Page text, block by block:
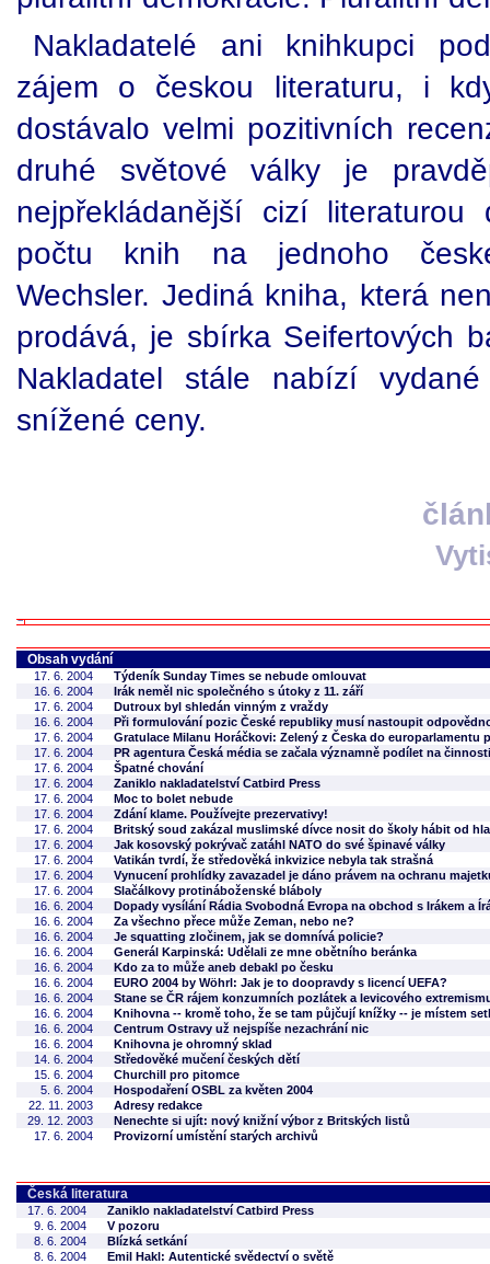
Nakladatelé ani knihkupci
zájem o českou literaturu, i
dostávalo velmi pozitivních
druhé světové války je
nejpřekládanější cizí
počtu knih na jednoho
Wechsler. Jediná kniha, která
prodává, je sbírka Seifertových
Nakladatel stále nabízí
snížené ceny.
Obsah vydání
17. 6. 2004
Týdeník Sunday Times se nebude omlouvat
16. 6. 2004
Irák neměl nic společného s útoky z 11. září
17. 6. 2004
Dutroux byl shledán vinným z vraždy
16. 6. 2004
Při formulování pozic České republiky musí nastoupit
17. 6. 2004
Gratulace Milanu Horáčkovi: Zelený z Česka do europarlamentu
17. 6. 2004
PR agentura Česká média se začala významně podílet na
17. 6. 2004
Špatné chování
17. 6. 2004
Zaniklo nakladatelství Catbird Press
17. 6. 2004
Moc to bolet nebude
17. 6. 2004
Zdání klame. Používejte prezervativy!
17. 6. 2004
Britský soud zakázal muslimské dívce nosit do školy hábit od
17. 6. 2004
Jak kosovský pokrývač zatáhl NATO do své špinavé války
17. 6. 2004
Vatikán tvrdí, že středověká inkvizice nebyla tak strašná
17. 6. 2004
Vynucení prohlídky zavazadel je dáno právem na ochranu
17. 6. 2004
Slačálkovy protináboženské bláboly
16. 6. 2004
Dopady vysílání Rádia Svobodná Evropa na obchod s Irákem a
16. 6. 2004
Za všechno přece může Zeman, nebo ne?
16. 6. 2004
Je squatting zločinem, jak se domnívá policie?
16. 6. 2004
Generál Karpinská: Udělali ze mne obětního beránka
16. 6. 2004
Kdo za to může aneb debakl po česku
16. 6. 2004
EURO 2004 by Wöhrl: Jak je to doopravdy s licencí UEFA?
16. 6. 2004
Stane se ČR rájem konzumních pozlátek a levicového
16. 6. 2004
Knihovna -- kromě toho, že se tam půjčují knížky -- je místem
16. 6. 2004
Centrum Ostravy už nejspíše nezachrání nic
16. 6. 2004
Knihovna je ohromný sklad
14. 6. 2004
Středověké mučení českých dětí
15. 6. 2004
Churchill pro pitomce
5. 6. 2004
Hospodaření OSBL za květen 2004
22. 11. 2003
Adresy redakce
29. 12. 2003
Nenechte si ujít: nový knižní výbor z Britských listů
17. 6. 2004
Provizorní umístění starých archivů
Česká literatura
17. 6. 2004
Zaniklo nakladatelství Catbird Press
9. 6. 2004
V pozoru
8. 6. 2004
Blízká setkání
8. 6. 2004
Emil Hakl: Autentické svědectví o světě